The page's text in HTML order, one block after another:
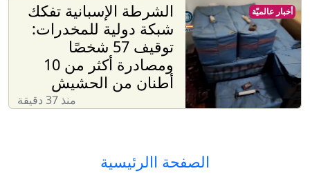
الشرطة الإسبانية تفكك
شبكة دولية للمخدرات:
توقيف 57 شخصًا
ومصادرة أكثر من 10
أطنان من الحشيش
منذ 37 دقيقة
أخبار عالميّة
الصفحة االرئيسية